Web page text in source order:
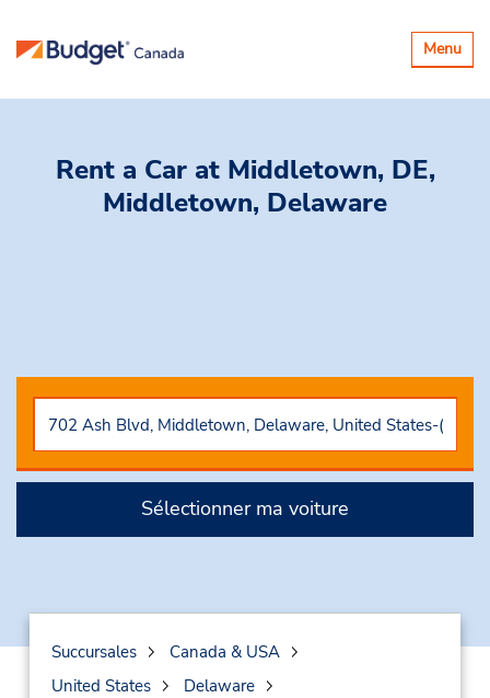
Basculer
la
Menu
Rent a Car at Middletown, DE,
Middletown, Delaware
Sélectionner ma voiture
Succursales
Canada & USA
United States
Delaware